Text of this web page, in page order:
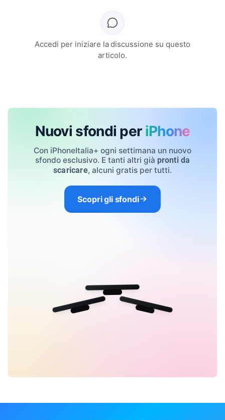
Accedi per iniziare la discussione su questo
articolo.
Nuovi sfondi per iPhone
Con iPhoneItalia+ ogni settimana un nuovo
sfondo esclusivo. E tanti altri già pronti da
scaricare, alcuni gratis per tutti.
Scopri gli sfondi